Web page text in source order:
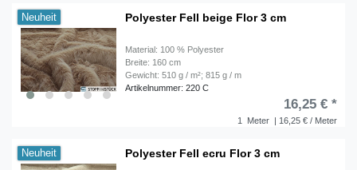
Neuheit Polyester Fell beige Flor 3 cm
Material: 100 % Polyester
Breite: 160 cm
Gewicht: 510 g / m²; 815 g / m
Artikelnummer: 220 C
1 Meter | 16,25 € / Meter
16,25 € *
Neuheit Polyester Fell ecru Flor 3 cm